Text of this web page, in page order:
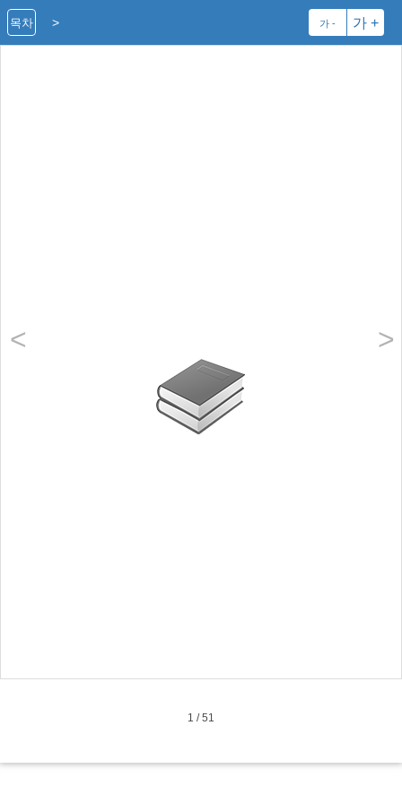
> 가 - 가 +
목차
< >
1 /51